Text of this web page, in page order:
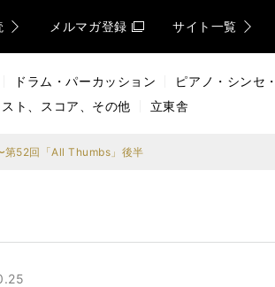
メルマガ登録 サイト一覧
ドラム・パーカッション ピアノ・シンセ
ト、スコア、その他 立東舎
第52回「All Thumbs」後半